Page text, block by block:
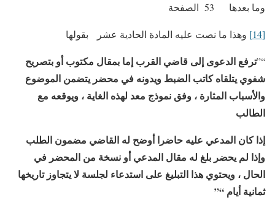
وما بعدها 53 الصفحة
[14] وهذا ما نصت عليه المادة الحادية عشر بقولها
“”ترفع الدعوى إلى قاضي القرب إما بمقال مكتوب أو بتصريح
شفوي يتلقاه كاتب الضبط ويدونه في محضر يتضمن الموضوع
والأسباب المثارة ، وفق نموذج معد لهذه الغاية ، ويوقعه مع
الطالب
إذا كان المدعي عليه حاضرا أوضح له القاضي مضمون الطلب
وإذا لم يحضر بلغ له مقال المدعي أو نسخة من المحضر في
الحال ، ويحتوي هذا التبليغ على استدعاء لجلسة لا يتجاوز تاريخها
ثمانية أيام “”